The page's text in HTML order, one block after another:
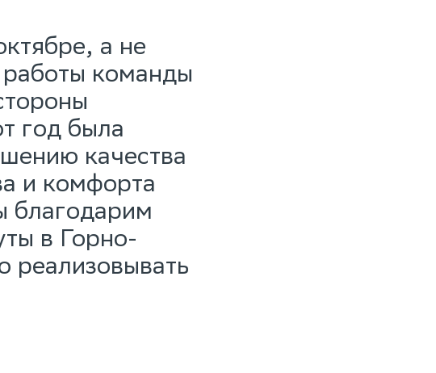
а не
команды
год была
качества
и комфорта
благодарим
в Горно-
реализовывать